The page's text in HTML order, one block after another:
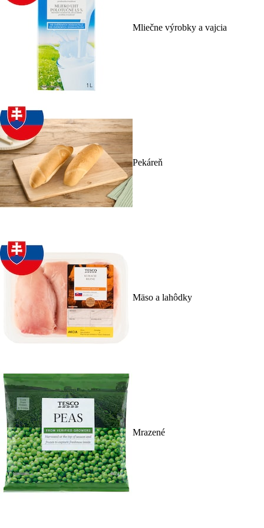
Mliečne výrobky a vajcia
Pekáreň
Mäso a lahôdky
Mrazené